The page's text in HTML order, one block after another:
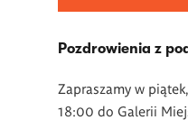
Pozdrowienia z
Zapraszamy w
18:00 do Galerii